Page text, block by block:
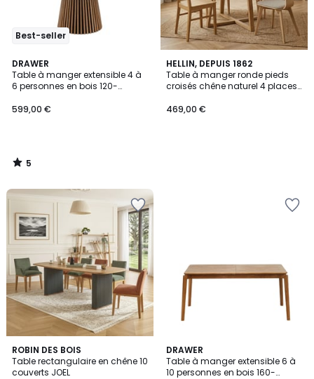
Best-seller
DRAWER
Table à manger extensible 4 à
6 personnes en bois 120-
599,00 €
5
/
5
5
/
HELLIN, DEPUIS 1862
Table à manger ronde pieds
croisés chêne naturel 4 places
469,00 €
ROBIN DES BOIS
Table rectangulaire en chêne 10
couverts JOEL
DRAWER
Table à manger extensible 6 à
10 personnes en bois 160-